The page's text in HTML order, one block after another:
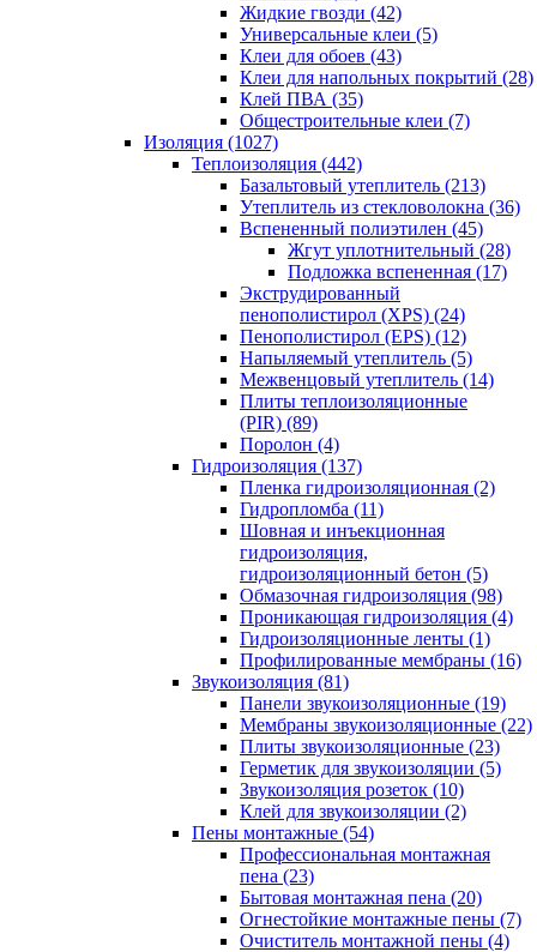
Жидкие гвозди (42)
Универсальные клеи (5)
Клеи для обоев (43)
Клеи для напольных покрытий (28)
Клей ПВА (35)
Общестроительные клеи (7)
Изоляция (1027)
Теплоизоляция (442)
Базальтовый утеплитель (213)
Утеплитель из стекловолокна (36)
Вспененный полиэтилен (45)
Жгут уплотнительный (28)
Подложка вспененная (17)
Экструдированный
пенополистирол (XPS) (24)
Пенополистирол (EPS) (12)
Напыляемый утеплитель (5)
Межвенцовый утеплитель (14)
Плиты теплоизоляционные
(PIR) (89)
Поролон (4)
Гидроизоляция (137)
Пленка гидроизоляционная (2)
Гидропломба (11)
Шовная и инъекционная
гидроизоляция,
гидроизоляционный бетон (5)
Обмазочная гидроизоляция (98)
Проникающая гидроизоляция (4)
Гидроизоляционные ленты (1)
Профилированные мембраны (16)
Звукоизоляция (81)
Панели звукоизоляционные (19)
Мембраны звукоизоляционные (22)
Плиты звукоизоляционные (23)
Герметик для звукоизоляции (5)
Звукоизоляция розеток (10)
Клей для звукоизоляции (2)
Пены монтажные (54)
Профессиональная монтажная
пена (23)
Бытовая монтажная пена (20)
Огнестойкие монтажные пены (7)
Очиститель монтажной пены (4)